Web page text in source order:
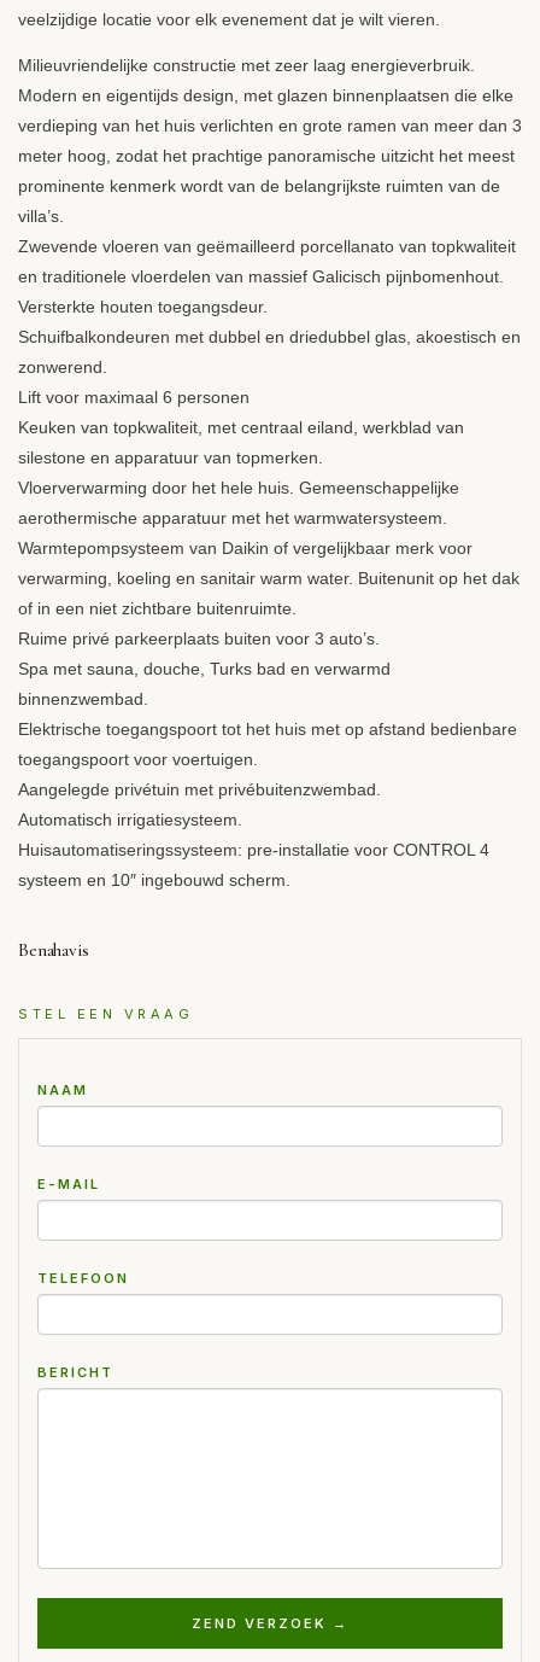
veelzijdige locatie voor elk evenement dat je wilt vieren.
Milieuvriendelijke constructie met zeer laag energieverbruik.
Modern en eigentijds design, met glazen binnenplaatsen die elke
verdieping van het huis verlichten en grote ramen van meer dan 3
meter hoog, zodat het prachtige panoramische uitzicht het meest
prominente kenmerk wordt van de belangrijkste ruimten van de
villa’s.
Zwevende vloeren van geëmailleerd porcellanato van topkwaliteit
en traditionele vloerdelen van massief Galicisch pijnbomenhout.
Versterkte houten toegangsdeur.
Schuifbalkondeuren met dubbel en driedubbel glas, akoestisch en
zonwerend.
Lift voor maximaal 6 personen
Keuken van topkwaliteit, met centraal eiland, werkblad van
silestone en apparatuur van topmerken.
Vloerverwarming door het hele huis. Gemeenschappelijke
aerothermische apparatuur met het warmwatersysteem.
Warmtepompsysteem van Daikin of vergelijkbaar merk voor
verwarming, koeling en sanitair warm water. Buitenunit op het dak
of in een niet zichtbare buitenruimte.
Ruime privé parkeerplaats buiten voor 3 auto’s.
Spa met sauna, douche, Turks bad en verwarmd
binnenzwembad.
Elektrische toegangspoort tot het huis met op afstand bedienbare
toegangspoort voor voertuigen.
Aangelegde privétuin met privébuitenzwembad.
Automatisch irrigatiesysteem.
Huisautomatiseringssysteem: pre-installatie voor CONTROL 4
systeem en 10″ ingebouwd scherm.
Benahavis
STEL EEN VRAAG
NAAM
E-MAIL
TELEFOON
BERICHT
ZEND VERZOEK →